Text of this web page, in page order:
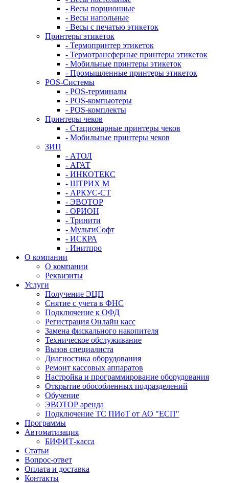
- Весы порционные
- Весы напольные
- Весы с печатью этикеток
Принтеры этикеток
- Термопринтер этикеток
- Термотрансферные принтеры этикеток
- Мобильные принтеры этикеток
- Промышленные принтеры этикеток
POS-Системы
- POS-терминалы
- POS-компьютеры
- POS-комплекты
Принтеры чеков
- Стационарные принтеры чеков
- Мобильные принтеры чеков
ЗИП
- АТОЛ
- АГАТ
- ИНКОТЕКС
- ШТРИХ М
- АРКУС-СТ
- ЭВОТОР
- ОРИОН
- Тринити
- МультиСофт
- ИСКРА
- Инитпро
О компании
О компании
Реквизиты
Услуги
Получение ЭЦП
Снятие с учета в ФНС
Подключение к ОФД
Регистрация Онлайн касс
Замена фискального накопителя
Техническое обслуживание
Вызов специалиста
Диагностика оборудования
Ремонт кассовых аппаратов
Настройка и программирование оборудования
Открытие обособленных подразделений
Обучение
ЭВОТОР аренда
Подключение ТС ПИоТ от АО "ЕСП"
Программы
Автоматизация
БИФИТ-касса
Статьи
Вопрос-ответ
Оплата и доставка
Контакты